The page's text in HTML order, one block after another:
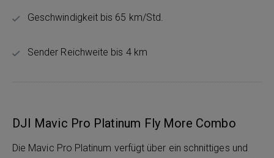
Geschwindigkeit bis 65 km/Std.
Sender Reichweite bis 4 km
DJI Mavic Pro Platinum Fly More Combo
Die Mavic Pro Platinum verfügt über ein schnittiges und